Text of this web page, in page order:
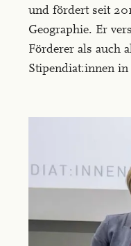
tortor
neque,
imperdiet
at
nunc.
interdum
nulla,
und fördert seit
Geographie. Er
Förderer als auch
Stipendiat:innen